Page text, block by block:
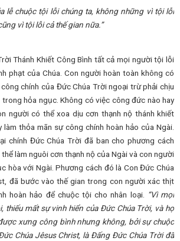
lễ chuộc tội lỗi chúng ta, không những vì tội lỗi
vì tội lỗi cả thế gian nữa.”
Thánh Khiết Công Bình tất cả mọi người tội lỗi
phạt của Chúa. Con người hoàn toàn không có
chính của Đức Chúa Trời ngoại trừ phải chịu
hỏa ngục. Không có việc công đức nào hay
người có thể xoa dịu cơn thạnh nộ thánh khiết
làm thỏa mãn sự công chính hoàn hảo của Ngài.
chính Đức Chúa Trời đã ban cho phương cách
làm nguôi cơn thạnh nộ của Ngài và con người
hòa với Ngài. Phương cách đó là Con Đức Chúa
đã bước vào thế gian trong con người xác thịt
hoàn hảo để chuộc tội cho nhân loại. “Vì mọi
thiếu mất sự vinh hiển của Đức Chúa Trời, và họ
xưng công bình nhưng không, bởi sự chuộc
Chúa Jêsus Christ, là Đấng Đức Chúa Trời đã